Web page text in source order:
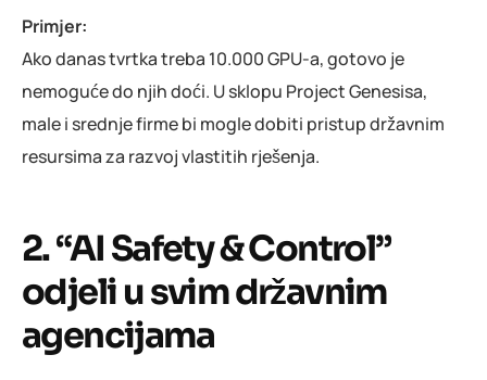
Primjer:
Ako danas tvrtka treba 10.000 GPU-a, gotovo je
nemoguće do njih doći. U sklopu Project Genesisa,
male i srednje firme bi mogle dobiti pristup državnim
resursima za razvoj vlastitih rješenja.
2. “AI Safety & Control”
odjeli u svim državnim
agencijama